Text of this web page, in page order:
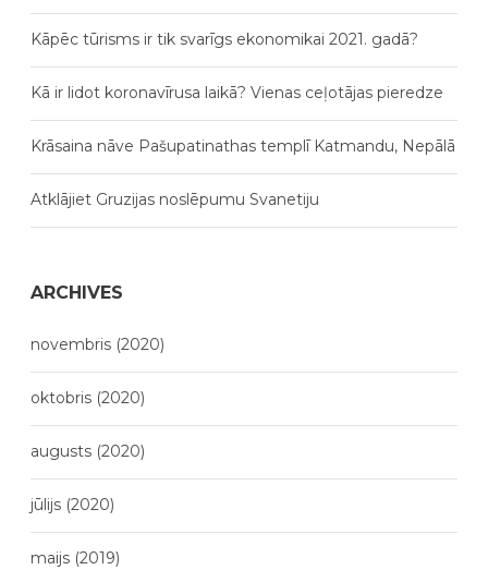
Kāpēc tūrisms ir tik svarīgs ekonomikai 2021. gadā?
Kā ir lidot koronavīrusa laikā? Vienas ceļotājas pieredze
Krāsaina nāve Pašupatinathas templī Katmandu, Nepālā
Atklājiet Gruzijas noslēpumu Svanetiju
ARCHIVES
novembris (2020)
oktobris (2020)
augusts (2020)
jūlijs (2020)
maijs (2019)